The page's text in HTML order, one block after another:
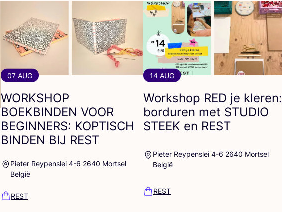
07 AUG
WORKSHOP
BOEKBINDEN VOOR
BEGINNERS: KOPTISCH
BINDEN BIJ REST
Pieter Reypenslei 4-6 2640 Mortsel
België
REST
14 AUG
Workshop RED je kleren:
borduren met STUDIO
STEEK en REST
Pieter Reypenslei 4-6 2640 Mortsel
België
REST